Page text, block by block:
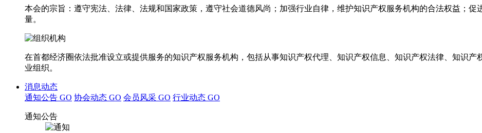
本会的宗旨：遵守宪法、法律、法规和国家政策，遵守社会道德风尚；加强行业自律，维护知识产权服务机构的合法权益；
量。
在首都经济圈依法批准设立或提供服务的知识产权服务机构，包括从事知识产权代理、知识产权信息、知识产权法律、知识
业组织。
消息动态
通知公告 GO 协会动态 GO 会员风采 GO 行业动态 GO
通知公告